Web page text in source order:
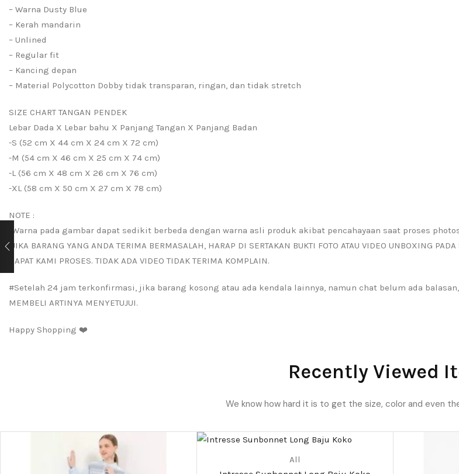
– Warna Dusty Blue
– Kerah mandarin
– Unlined
– Regular fit
– Kancing depan
– Material Polycotton Dobby tidak transparan, ringan, dan tidak stretch
SIZE CHART TANGAN PENDEK
Lebar Dada X Lebar bahu X Panjang Tangan X Panjang Badan
-S (52 cm X 44 cm X 24 cm X 72 cm)
-M (54 cm X 46 cm X 25 cm X 74 cm)
-L (56 cm X 48 cm X 26 cm X 76 cm)
-XL (58 cm X 50 cm X 27 cm X 78 cm)
NOTE :
-Warna pada gambar dapat sedikit berbeda dengan warna asli produk akibat pencahayaan saat proses
-JIKA BARANG YANG ANDA TERIMA BERMASALAH, HARAP DI SERTAKAN BUKTI FOTO ATAU VIDEO UNBOXING
DAPAT KAMI PROSES. TIDAK ADA VIDEO TIDAK TERIMA KOMPLAIN.
#Setelah 24 jam terkonfirmasi, jika barang kosong atau ada kendala lainnya, namun chat belum ada
MEMBELI ARTINYA MENYETUJUI.
Happy Shopping ❤️
Recently Viewed
We know how hard it is to get the size, color and even
All